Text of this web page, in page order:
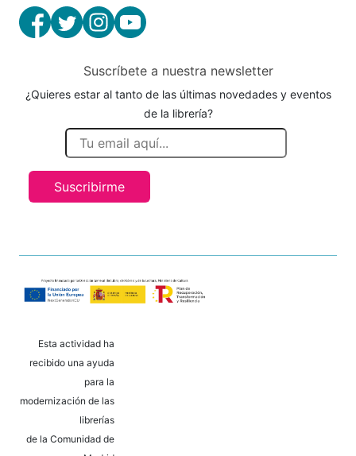
Suscríbete a nuestra newsletter
¿Quieres estar al tanto de las últimas novedades y eventos
de la librería?
Suscribirme
Esta actividad ha
recibido una ayuda
para la
modernización de las
librerías
de la Comunidad de